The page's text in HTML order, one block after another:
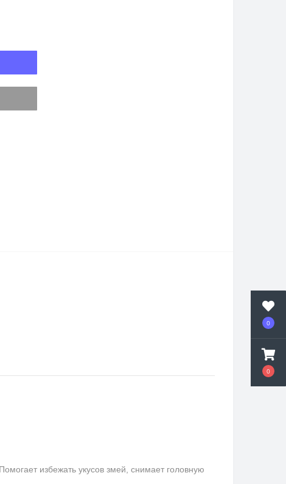
0
0
избежать укусов змей, снимает головную